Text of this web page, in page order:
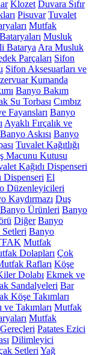
Klozet Duvara Sıfır
Pisuvar Tuvalet
Mutfak
Musluk
Batarya Ara Musluk
Parçaları Sifon
Sifon Aksesuarları ve
Kumanda
Banyo Bakım
Su Torbası Cımbız
Fayansları Banyo
Ayaklı Fırçalık ve
Banyo Askısı Banyo
Tuvalet Kağıtlığı
Macunu Kutusu
Kağıdı Dispenseri
El
Düzenleyicileri
Kaydırmazı Duş
Ürünleri Banyo
Diğer Banyo
Banyo
Mutfak
Dolapları Çok
Rafları Köşe
Dolabı Ekmek ve
Sandalyeleri Bar
Köşe Takımları
ve Takımları Mutfak
Mutfak
Patates Ezici
Dilimleyici
Setleri Yağ